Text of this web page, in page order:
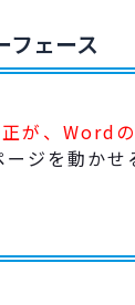
フェース
が、Word
ジを動かせ